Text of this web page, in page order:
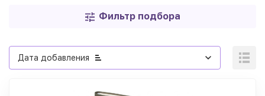
Фильтр подбора
Дата добавления